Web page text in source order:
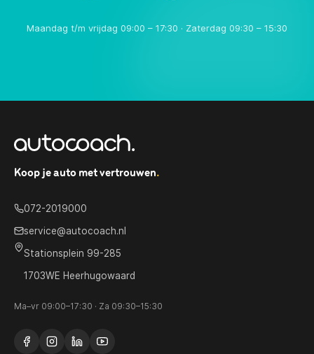
Maandag t/m vrijdag 09:00 – 17:30 · Zaterdag 09:30 – 15:30
Koop je auto met vertrouwen.
072-2019000
service@autocoach.nl
Stationsplein 99-285
1703WE Heerhugowaard
Ma–vr 09:00–17:30 · Za 09:30–15:30